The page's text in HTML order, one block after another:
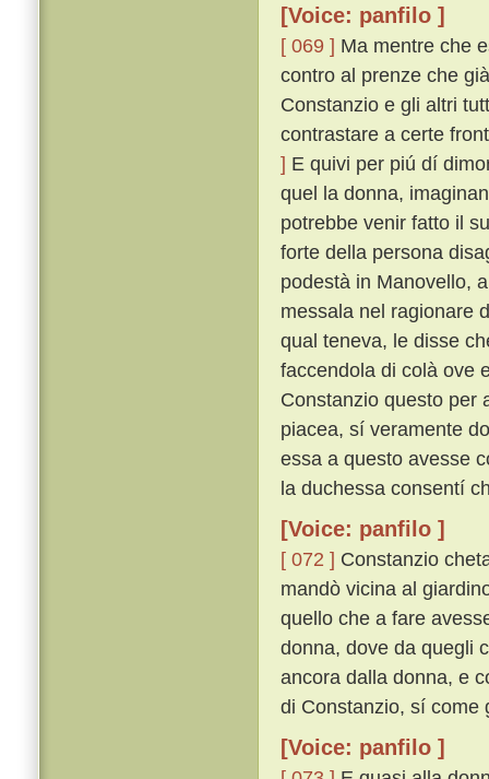
[Voice: panfilo ]
[ 069 ] Ma mentre che
contro al prenze che
Constanzio e gli altri
contrastare a certe
] E quivi per piú dí
quel la donna,
potrebbe venir fatto il
forte della persona
podestà in Manovello,
messala nel ragionare
qual teneva, le disse
faccendola di colà ove
Constanzio questo per
piacea, sí veramente
essa a questo avesse
la duchessa consentí
[Voice: panfilo ]
[ 072 ] Constanzio
mandò vicina al
quello che a fare
donna, dove da quegli
ancora dalla donna, e
di Constanzio, sí come
[Voice: panfilo ]